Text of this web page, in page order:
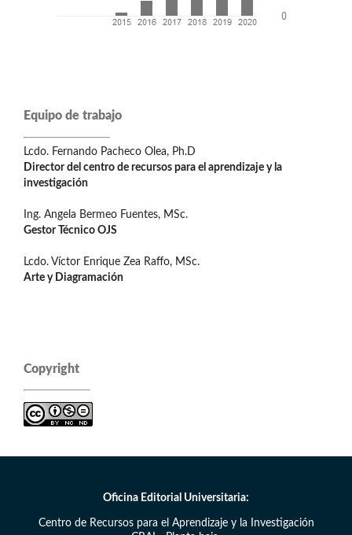
Equipo de trabajo
Lcdo. Fernando Pacheco Olea, Ph.D
Director del centro de recursos para el aprendizaje y la
investigación
Ing. Angela Bermeo Fuentes, MSc.
Gestor Técnico OJS
Lcdo. Víctor Enrique Zea Raffo, MSc.
Arte y Diagramación
Copyright
Oficina Editorial Universitaria:
Centro de Recursos para el Aprendizaje y la Investigación